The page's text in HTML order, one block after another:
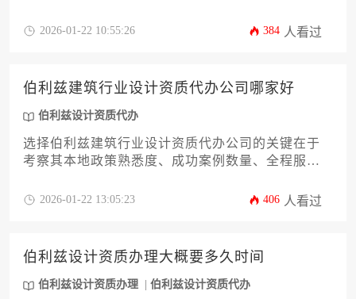
介不仅需精通伯利兹设计资质代办流程，更应具备
2026-01-22 10:55:26 384 人看过
伯利兹建筑行业设计资质代办公司哪家好
伯利兹设计资质代办
选择伯利兹建筑行业设计资质代办公司的关键在于
考察其本地政策熟悉度、成功案例数量、全程服务
企业需求的合作伙伴。
2026-01-22 13:05:23 406 人看过
伯利兹设计资质办理大概要多久时间
伯利兹设计资质办理 伯利兹设计资质代办